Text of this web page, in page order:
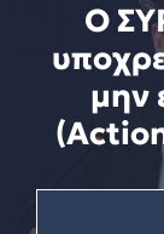
Ο
μην